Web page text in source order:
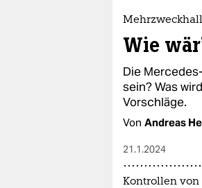
Wie
Die
sein? Was
Vorschläge.
Von Andreas
21.1.2024
Kontrollen von